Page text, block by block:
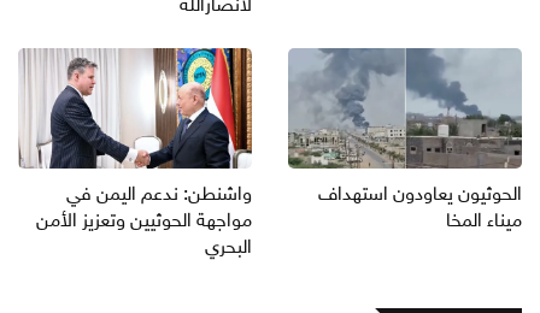
الحوثيون يعاودون استهداف
ميناء المخا
واشنطن: ندعم اليمن في
مواجهة الحوثيين وتعزيز الأمن
البحري